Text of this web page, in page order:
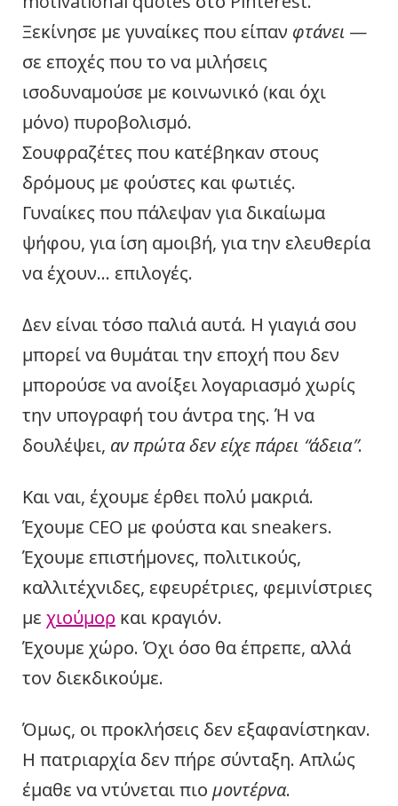
Ξεκίνησε με γυναίκες που είπαν φτάνει —
σε εποχές που το να μιλήσεις
ισοδυναμούσε με κοινωνικό (και όχι
μόνο) πυροβολισμό.
Σουφραζέτες που κατέβηκαν στους
δρόμους με φούστες και φωτιές.
Γυναίκες που πάλεψαν για δικαίωμα
ψήφου, για ίση αμοιβή, για την ελευθερία
να έχουν… επιλογές.
Δεν είναι τόσο παλιά αυτά. Η γιαγιά σου
μπορεί να θυμάται την εποχή που δεν
μπορούσε να ανοίξει λογαριασμό χωρίς
την υπογραφή του άντρα της. Ή να
δουλέψει, αν πρώτα δεν είχε πάρει “άδεια”.
Και ναι, έχουμε έρθει πολύ μακριά.
Έχουμε CEO με φούστα και sneakers.
Έχουμε επιστήμονες, πολιτικούς,
καλλιτέχνιδες, εφευρέτριες, φεμινίστριες
με χιούμορ και κραγιόν.
Έχουμε χώρο. Όχι όσο θα έπρεπε, αλλά
τον διεκδικούμε.
Όμως, οι προκλήσεις δεν εξαφανίστηκαν.
Η πατριαρχία δεν πήρε σύνταξη. Απλώς
έμαθε να ντύνεται πιο μοντέρνα.